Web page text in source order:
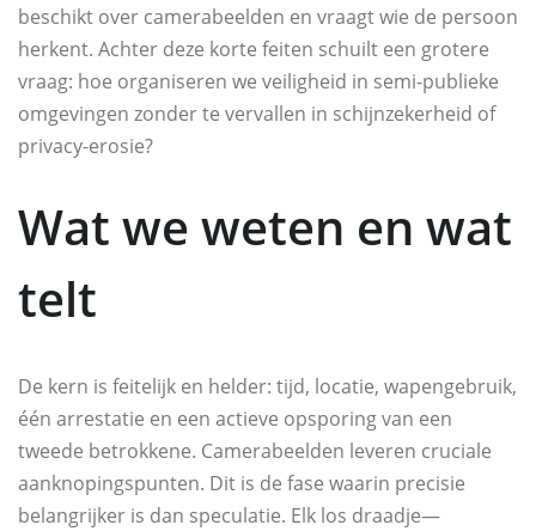
beschikt over camerabeelden en vraagt wie de persoon
herkent. Achter deze korte feiten schuilt een grotere
vraag: hoe organiseren we veiligheid in semi-publieke
omgevingen zonder te vervallen in schijnzekerheid of
privacy-erosie?
Wat we weten en wat
telt
De kern is feitelijk en helder: tijd, locatie, wapengebruik,
één arrestatie en een actieve opsporing van een
tweede betrokkene. Camerabeelden leveren cruciale
aanknopingspunten. Dit is de fase waarin precisie
belangrijker is dan speculatie. Elk los draadje—